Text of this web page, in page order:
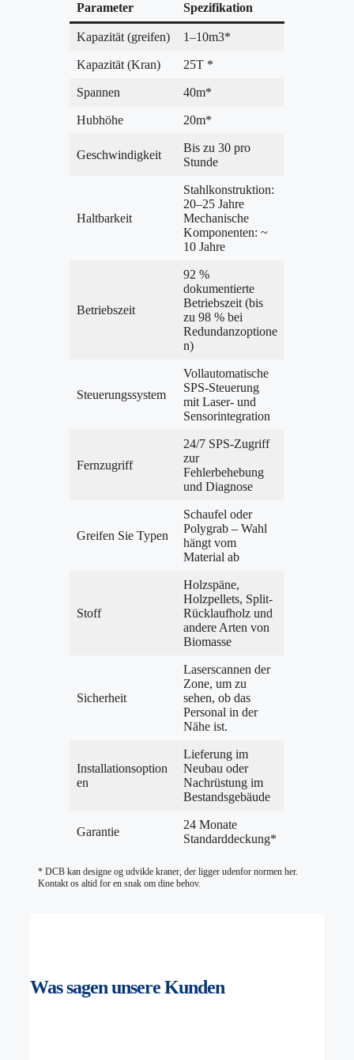
Parameter Spezifikation
Kapazität (greifen) 1–10m3*
Kapazität (Kran) 25T *
Spannen 40m*
Hubhöhe 20m*
Geschwindigkeit
Bis zu 30 pro
Stunde
Haltbarkeit
Stahlkonstruktion:
20–25 Jahre
Mechanische
Komponenten: ~
10 Jahre
Betriebszeit
92 %
dokumentierte
Betriebszeit (bis
zu 98 % bei
Redundanzoptione
n)
Steuerungssystem
Vollautomatische
SPS-Steuerung
mit Laser- und
Sensorintegration
Fernzugriff
24/7 SPS-Zugriff
zur
Fehlerbehebung
und Diagnose
Greifen Sie Typen
Schaufel oder
Polygrab – Wahl
hängt vom
Material ab
Stoff
Holzspäne,
Holzpellets, Split-
Rücklaufholz und
andere Arten von
Biomasse
Sicherheit
Laserscannen der
Zone, um zu
sehen, ob das
Personal in der
Nähe ist.
Installationsoption
en
Lieferung im
Neubau oder
Nachrüstung im
Bestandsgebäude
Garantie
24 Monate
Standarddeckung*
* DCB kan designe og udvikle kraner, der ligger udenfor normen her.
Kontakt os altid for en snak om dine behov.
Was sagen unsereKunden